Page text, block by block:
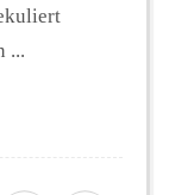
...